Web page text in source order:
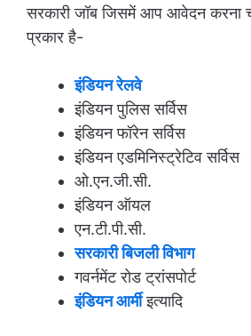
सरकारी जॉब जिसमें आप आवेदन करना
प्रकार है-
इंडियन रेलवे
इंडियन पुलिस सर्विस
इंडियन फॉरेन सर्विस
इंडियन एडमिनिस्ट्रेटिव सर्विस
ओ.एन.जी.सी.
इंडियन ऑयल
एन.टी.पी.सी.
सरकारी बिजली विभाग
गवर्नमेंट रोड ट्रांसपोर्ट
इंडियन आर्मीइत्यादि